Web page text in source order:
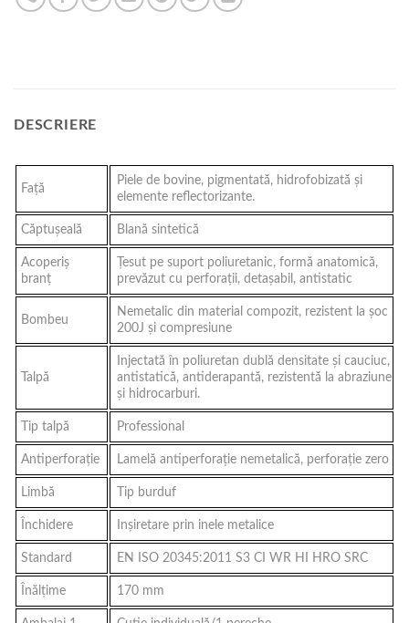
DESCRIERE
Faţă
Piele de bovine, pigmentată, hidrofobizată și
elemente reflectorizante.
Căptuşeală Blană sintetică
Acoperiş
branţ
Ţesut pe suport poliuretanic, formă anatomică,
prevăzut cu perforaţii, detaşabil, antistatic
Bombeu
Nemetalic din material compozit, rezistent la şoc
200J şi compresiune
Talpă
Injectată în poliuretan dublă densitate și cauciuc,
antistatică, antiderapantă, rezistentă la abraziune
şi hidrocarburi.
Tip talpă Professional
Antiperforaţie Lamelă antiperforație nemetalică, perforație zero
Limbă Tip burduf
Închidere Inșiretare prin inele metalice
Standard EN ISO 20345:2011 S3 CI WR HI HRO SRC
Înălţime 170 mm